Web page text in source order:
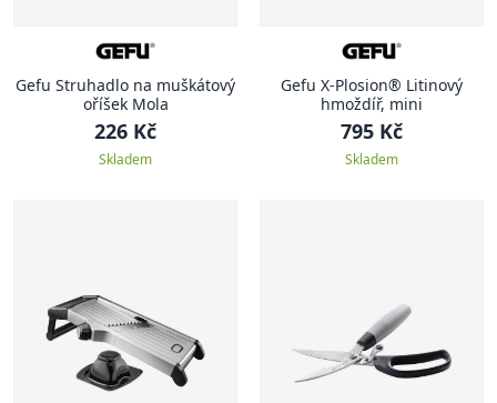
Gefu Struhadlo na muškátový
oříšek Mola
226 Kč
Skladem
Gefu X-Plosion® Litinový
hmoždíř, mini
795 Kč
Skladem